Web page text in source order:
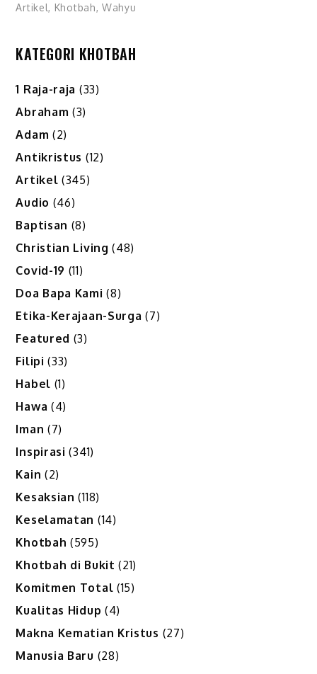
Artikel, Khotbah,Wahyu
KATEGORI KHOTBAH
1 Raja-raja (33)
Abraham (3)
Adam (2)
Antikristus (12)
Artikel (345)
Audio (46)
Baptisan (8)
Christian Living (48)
Covid-19 (11)
Doa Bapa Kami (8)
Etika-Kerajaan-Surga (7)
Featured (3)
Filipi (33)
Habel (1)
Hawa (4)
Iman (7)
Inspirasi (341)
Kain (2)
Kesaksian (118)
Keselamatan (14)
Khotbah (595)
Khotbah di Bukit (21)
Komitmen Total (15)
Kualitas Hidup (4)
Makna Kematian Kristus (27)
Manusia Baru (28)